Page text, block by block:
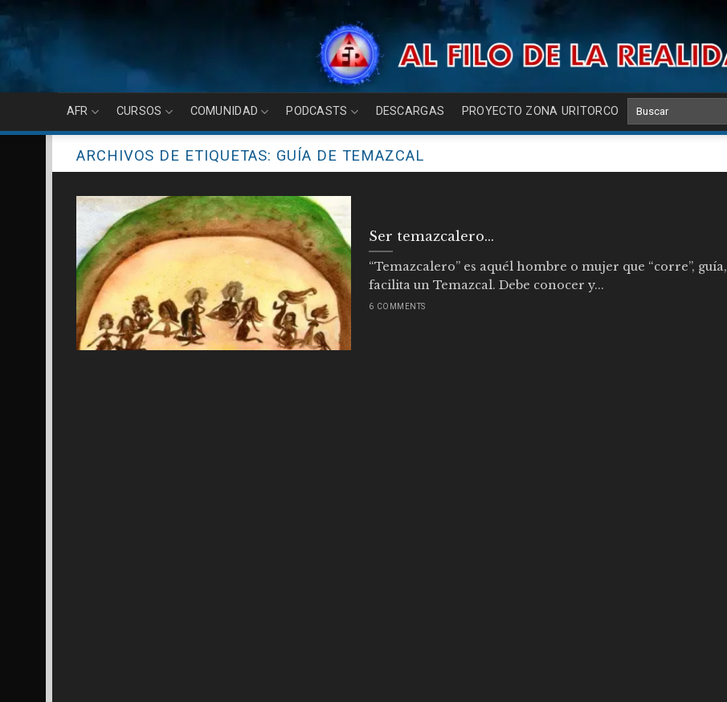
content
AFR CURSOS COMUNIDAD PODCASTS DESCARGAS PROYECTO ZONA URITORCO
ARCHIVOS DE ETIQUETAS: GUÍA DE TEMAZCAL
Ser temazcalero…
“Temazcalero” es aquél hombre o mujer que “corre”, guía,
facilita un Temazcal. Debe conocer y...
6 COMMENTS